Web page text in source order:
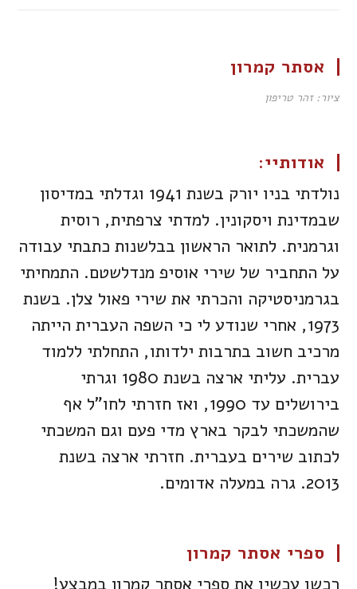
אסתר קמרון
ציור: זהר טריפון
אודותיי:
נולדתי בניו יורק בשנת 1941 וגדלתי במדיסון
שבמדינת ויסקונין. למדתי צרפתית, רוסית
וגרמנית. לתואר הראשון בבלשנות כתבתי עבודה
על התחביר של שירי אוסיפ מנדלשטם. התמחיתי
בגרמניסטיקה והכרתי את שירי פאול צלן. בשנת
1973, אחרי שנודע לי כי השפה העברית הייתה
מרכיב חשוב בתרבות ילדותו, התחלתי ללמוד
עברית. עליתי ארצה בשנת 1980 וגרתי
בירושלים עד 1990, ואז חזרתי לחו"ל אף
שהמשכתי לבקר בארץ מדי פעם וגם המשכתי
לכתוב שירים בעברית. חזרתי ארצה בשנת
2013. גרה במעלה אדומים.
ספרי אסתר קמרון